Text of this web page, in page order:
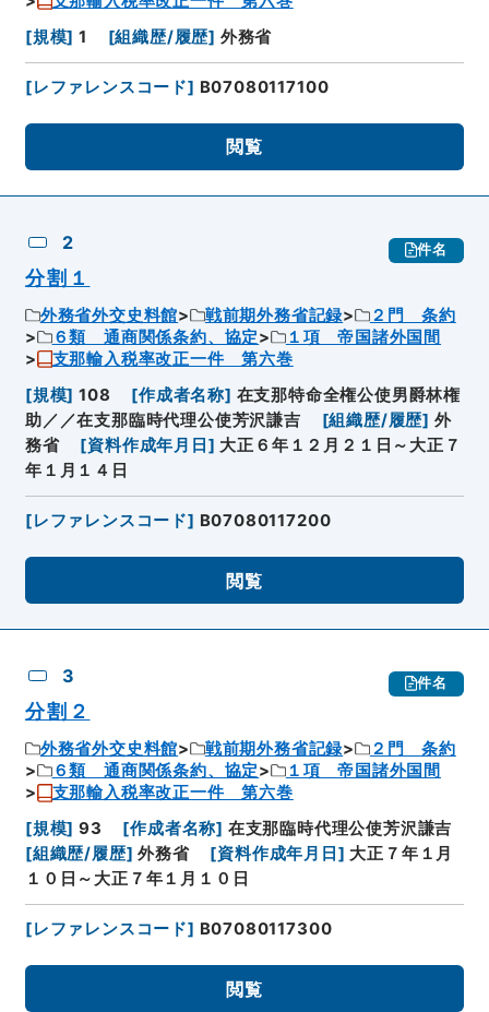
[規模] 1 [組織歴/履歴] 外務省
[レファレンスコード] B07080117100
閲覧
2 件名
分割１
外務省外交史料館 戦前期外務省記録
２門 条約
６類 通商関係条約、協定
１項 帝国諸外国間
支那輸入税率改正一件 第六巻
[規模] 108 [作成者名称] 在支那特命全権公使男爵林権
助／／在支那臨時代理公使芳沢謙吉
[組織歴/履歴] 外
務省
[資料作成年月日 ] 大正６年１２月２１日～大正７
年１月１４日
[レファレンスコード] B07080117200
閲覧
3 件名
分割２
外務省外交史料館 戦前期外務省記録
２門 条約
６類 通商関係条約、協定
１項 帝国諸外国間
支那輸入税率改正一件 第六巻
[規模] 93 [作成者名称] 在支那臨時代理公使芳沢謙吉
[組織歴/履歴] 外務省 [資料作成年月日 ] 大正７年１月
１０日～大正７年１月１０日
[レファレンスコード] B07080117300
閲覧